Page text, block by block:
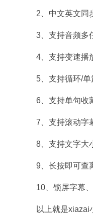
2、中文英文同
3、支持音频多
4、支持变速播
5、支持循环/
6、支持单句收
7、支持滚动字
8、支持文字大
9、长按即可查
10、锁屏字幕
以上就是xiazai